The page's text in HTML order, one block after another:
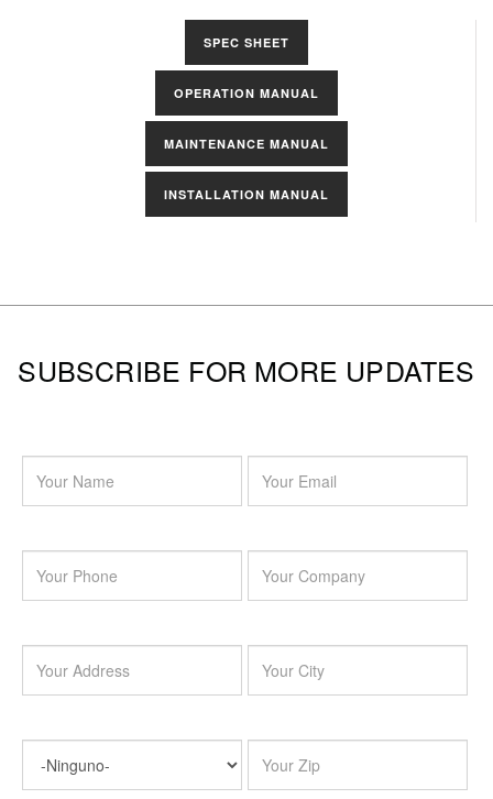
SPEC SHEET
OPERATION MANUAL
MAINTENANCE MANUAL
INSTALLATION MANUAL
SUBSCRIBE FOR MORE UPDATES